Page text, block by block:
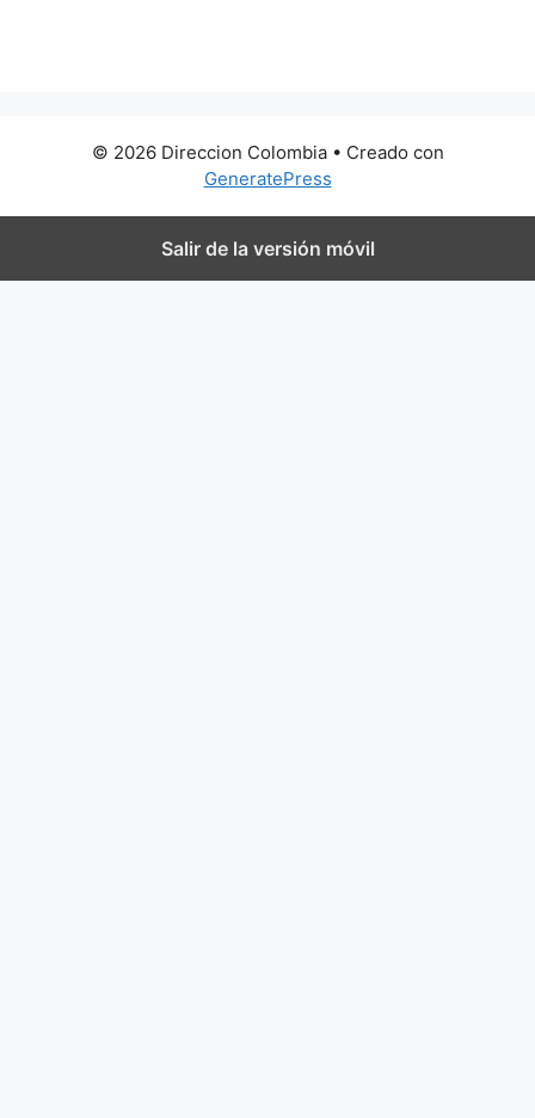
© 2026 Direccion Colombia• Creado con
GeneratePress
Salir de la versión móvil